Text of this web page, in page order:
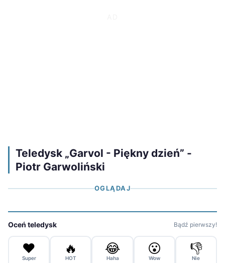
Teledysk „Garvol - Piękny dzień” -
Piotr Garwoliński
OGLĄDAJ
Oceń teledysk Bądź pierwszy!
❤️
Super
🔥
HOT
😂
Haha
😮
Wow
👎
Nie